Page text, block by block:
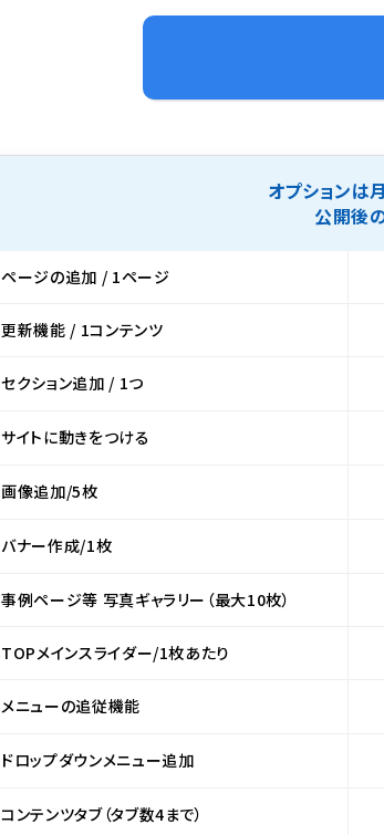
オプションは
公開後
ページの追加 / 1ページ
更新機能 / 1コンテンツ
セクション追加 / 1つ
サイトに動きをつける
画像追加/5枚
バナー作成/1枚
事例ページ等 写真ギャラリー（最大10枚）
TOPメインスライダー/1枚あたり
メニューの追従機能
ドロップダウンメニュー追加
コンテンツタブ（タブ数4まで）